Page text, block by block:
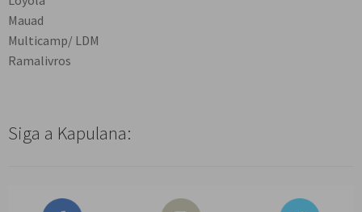
Mauad
Multicamp/ LDM
Ramalivros
Siga a Kapulana: